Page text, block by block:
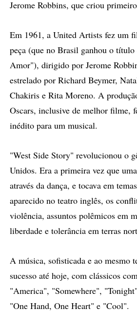
Jerome Robbins, que criou
Em 1961, a United Artists fez um
peça (que no Brasil ganhou o
Amor"), dirigido por Jerome
estrelado por Richard Beymer,
Chakiris e Rita Moreno. A
Oscars, inclusive de melhor filme,
inédito para um musical.
"West Side Story" revolucionou o
Unidos. Era a primeira vez que
através da dança, e tocava em
aparecido no teatro inglês, os
violência, assuntos polêmicos em
liberdade e tolerância em terras
A música, sofisticada e ao mesmo
sucesso até hoje, com clássicos
"America", "Somewhere",
"One Hand, One Heart" e "Cool".